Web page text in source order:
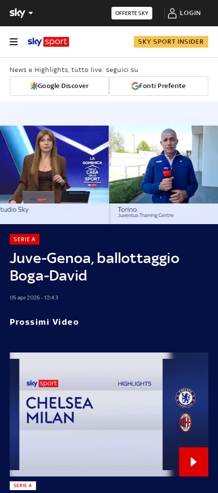
OFFERTE SKY LOGIN
SKY SPORT INSIDER
News e Highlights, tutto live: seguici su
Google Discover Fonti Preferite
Juve-Genoa, ballottaggio
Boga-David
SERIE A
05 apr 2026 - 12:43
Prossimi Video
SERIE A